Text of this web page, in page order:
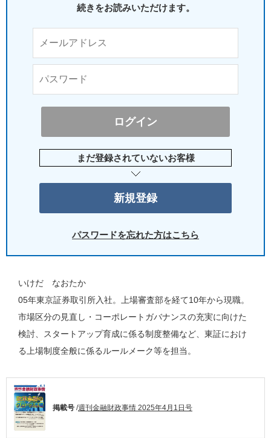
続きをお読みいただけます。
まだ登録されていないお客様
パスワードを忘れた方はこちら
いけだ なおたか
05年東京証券取引所入社。上場審査部を経て10年から現職。
市場区分の見直し・コーポレートガバナンスの充実に向けた
検討、スタートアップ育成に係る制度整備など、東証におけ
る上場制度全般に係るルールメーク等を担当。
掲載号 /週刊金融財政事情 2025年4月1日号